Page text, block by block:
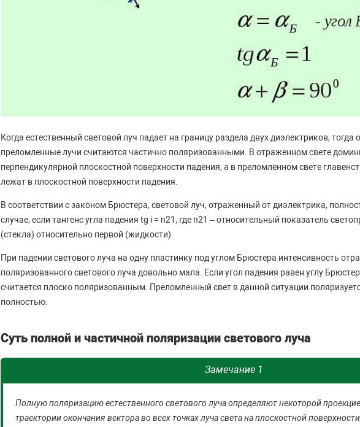
Когда естественный световой луч падает на границу раздела двух диэлектриков,
преломленные лучи считаются частично поляризованными. В отраженном свете
перпендикулярной плоскостной поверхности падения, а в преломленном свете
лежат в плоскостной поверхности падения.
В соответствии с законом Брюстера, световой луч, отраженный от диэлектрика,
случае, если тангенс угла падения tg i = n21, где n21 – относительный показатель
(стекла) относительно первой (жидкости).
При падении светового луча на одну пластинку под углом Брюстера интенсивность
поляризованного светового луча довольно мала. Если угол падения равен углу
считается плоско поляризованным. Преломленный свет в данной ситуации
полностью.
Суть полной и частичной поляризации светового луча
Замечание 1
Полную поляризацию естественного светового луча определяют некоторой
траектории окончания вектора во всех точках луча света на плоскостной